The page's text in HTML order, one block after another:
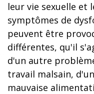
leur vie sexuelle et
symptômes de
peuvent être
différentes, qu'il
d'un autre
travail malsain,
mauvaise